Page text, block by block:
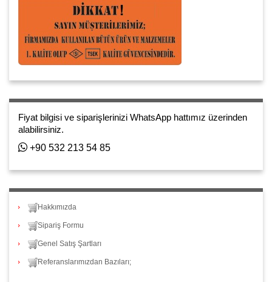
Fiyat bilgisi ve siparişlerinizi WhatsApp hattımız üzerinden
alabilirsiniz.
+90 532 213 54 85
Hakkımızda
Sipariş Formu
Genel Satış Şartları
Referanslarımızdan Bazıları;